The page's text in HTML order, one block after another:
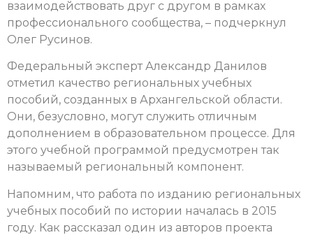
взаимодействовать друг с другом в рамках
профессионального сообщества, – подчеркнул
Олег Русинов.
Федеральный эксперт Александр Данилов
отметил качество региональных учебных
пособий, созданных в Архангельской области.
Они, безусловно, могут служить отличным
дополнением в образовательном процессе. Для
этого учебной программой предусмотрен так
называемый региональный компонент.
Напомним, что работа по изданию региональных
учебных пособий по истории началась в 2015
году. Как рассказал один из авторов проекта